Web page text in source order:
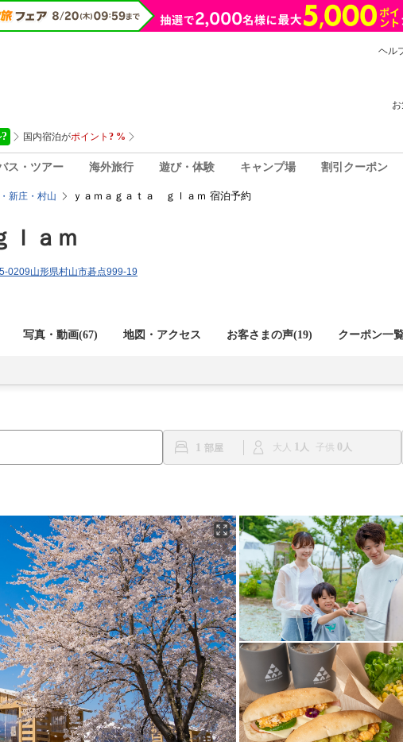
ヘル
ス・ツアー 海外旅行 遊び・体験 キャンプ場 割引クーポン
新庄・村山 ｙａｍａｇａｔａ ｇｌａｍ 宿泊予約
ｌａｍ
0209山形県村山市碁点999-19
写真・動画(67) 地図・アクセス お客さまの声(19) クーポン一
1 大人 1 子供 0